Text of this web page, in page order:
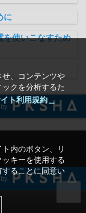
、コンテンツや
クを分析するた
ト利用規約＿
内のボタン、リ
キーを使用する
ることに同意い